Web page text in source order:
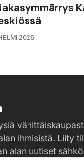
2026
ihmisistä. Liity
alan uutiset